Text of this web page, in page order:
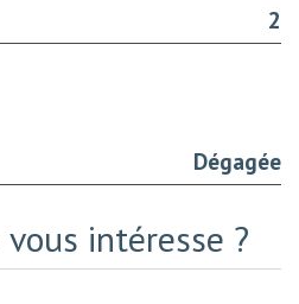
2
Dégagée
vous intéresse ?